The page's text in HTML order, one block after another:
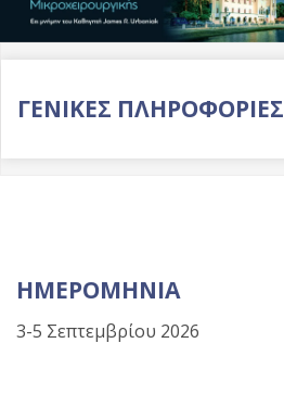
ΓΕΝΙΚΕΣ ΠΛΗΡΟΦΟΡΙΕΣ
ΗΜΕΡΟΜΗΝΙΑ
3-5 Σεπτεμβρίου 2026